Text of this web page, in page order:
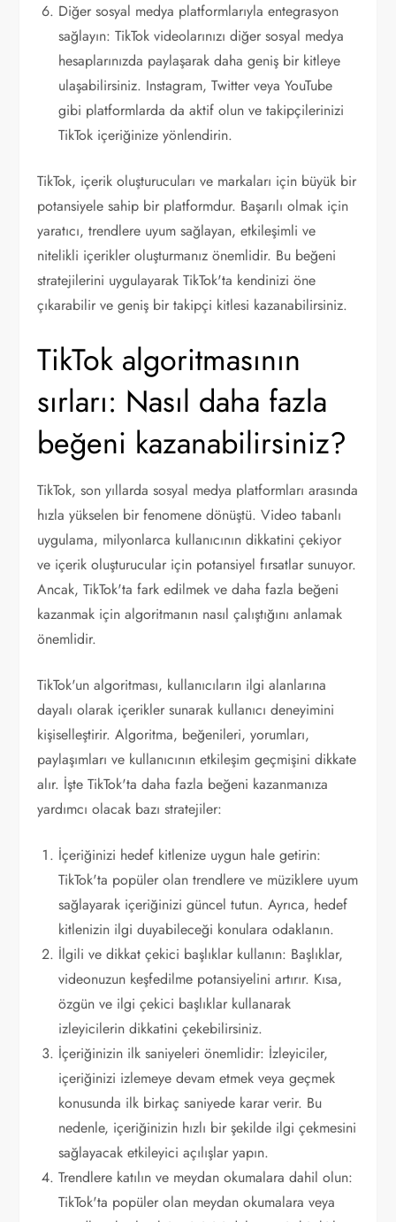
Diğer sosyal medya platformlarıyla entegrasyon
sağlayın: TikTok videolarınızı diğer sosyal medya
hesaplarınızda paylaşarak daha geniş bir kitleye
ulaşabilirsiniz. Instagram, Twitter veya YouTube
gibi platformlarda da aktif olun ve takipçilerinizi
TikTok içeriğinize yönlendirin.
TikTok, içerik oluşturucuları ve markaları için büyük bir
potansiyele sahip bir platformdur. Başarılı olmak için
yaratıcı, trendlere uyum sağlayan, etkileşimli ve
nitelikli içerikler oluşturmanız önemlidir. Bu beğeni
stratejilerini uygulayarak TikTok'ta kendinizi öne
çıkarabilir ve geniş bir takipçi kitlesi kazanabilirsiniz.
TikTok algoritmasının
sırları: Nasıl daha fazla
beğeni kazanabilirsiniz?
TikTok, son yıllarda sosyal medya platformları arasında
hızla yükselen bir fenomene dönüştü. Video tabanlı
uygulama, milyonlarca kullanıcının dikkatini çekiyor
ve içerik oluşturucular için potansiyel fırsatlar sunuyor.
Ancak, TikTok'ta fark edilmek ve daha fazla beğeni
kazanmak için algoritmanın nasıl çalıştığını anlamak
önemlidir.
TikTok'un algoritması, kullanıcıların ilgi alanlarına
dayalı olarak içerikler sunarak kullanıcı deneyimini
kişiselleştirir. Algoritma, beğenileri, yorumları,
paylaşımları ve kullanıcının etkileşim geçmişini dikkate
alır. İşte TikTok'ta daha fazla beğeni kazanmanıza
yardımcı olacak bazı stratejiler:
İçeriğinizi hedef kitlenize uygun hale getirin:
TikTok'ta popüler olan trendlere ve müziklere uyum
sağlayarak içeriğinizi güncel tutun. Ayrıca, hedef
kitlenizin ilgi duyabileceği konulara odaklanın.
İlgili ve dikkat çekici başlıklar kullanın: Başlıklar,
videonuzun keşfedilme potansiyelini artırır. Kısa,
özgün ve ilgi çekici başlıklar kullanarak
izleyicilerin dikkatini çekebilirsiniz.
İçeriğinizin ilk saniyeleri önemlidir: İzleyiciler,
içeriğinizi izlemeye devam etmek veya geçmek
konusunda ilk birkaç saniyede karar verir. Bu
nedenle, içeriğinizin hızlı bir şekilde ilgi çekmesini
sağlayacak etkileyici açılışlar yapın.
Trendlere katılın ve meydan okumalara dahil olun:
TikTok'ta popüler olan meydan okumalara veya